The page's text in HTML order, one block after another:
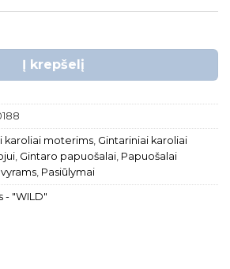
karoliai – “WILD”
Į krepšelį
karoliai moterims, Gintariniai karoliai
, Gintaro papuošalai, Papuošalai
, Pasiūlymai
- "WILD"